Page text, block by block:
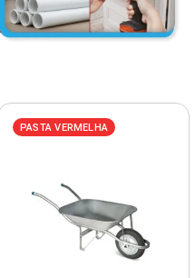
PASTA VERMELHA